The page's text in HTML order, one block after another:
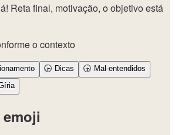
Reta final, motivação, o objetivo está
o contexto
🕞 Dicas 🕞 Mal-entendidos